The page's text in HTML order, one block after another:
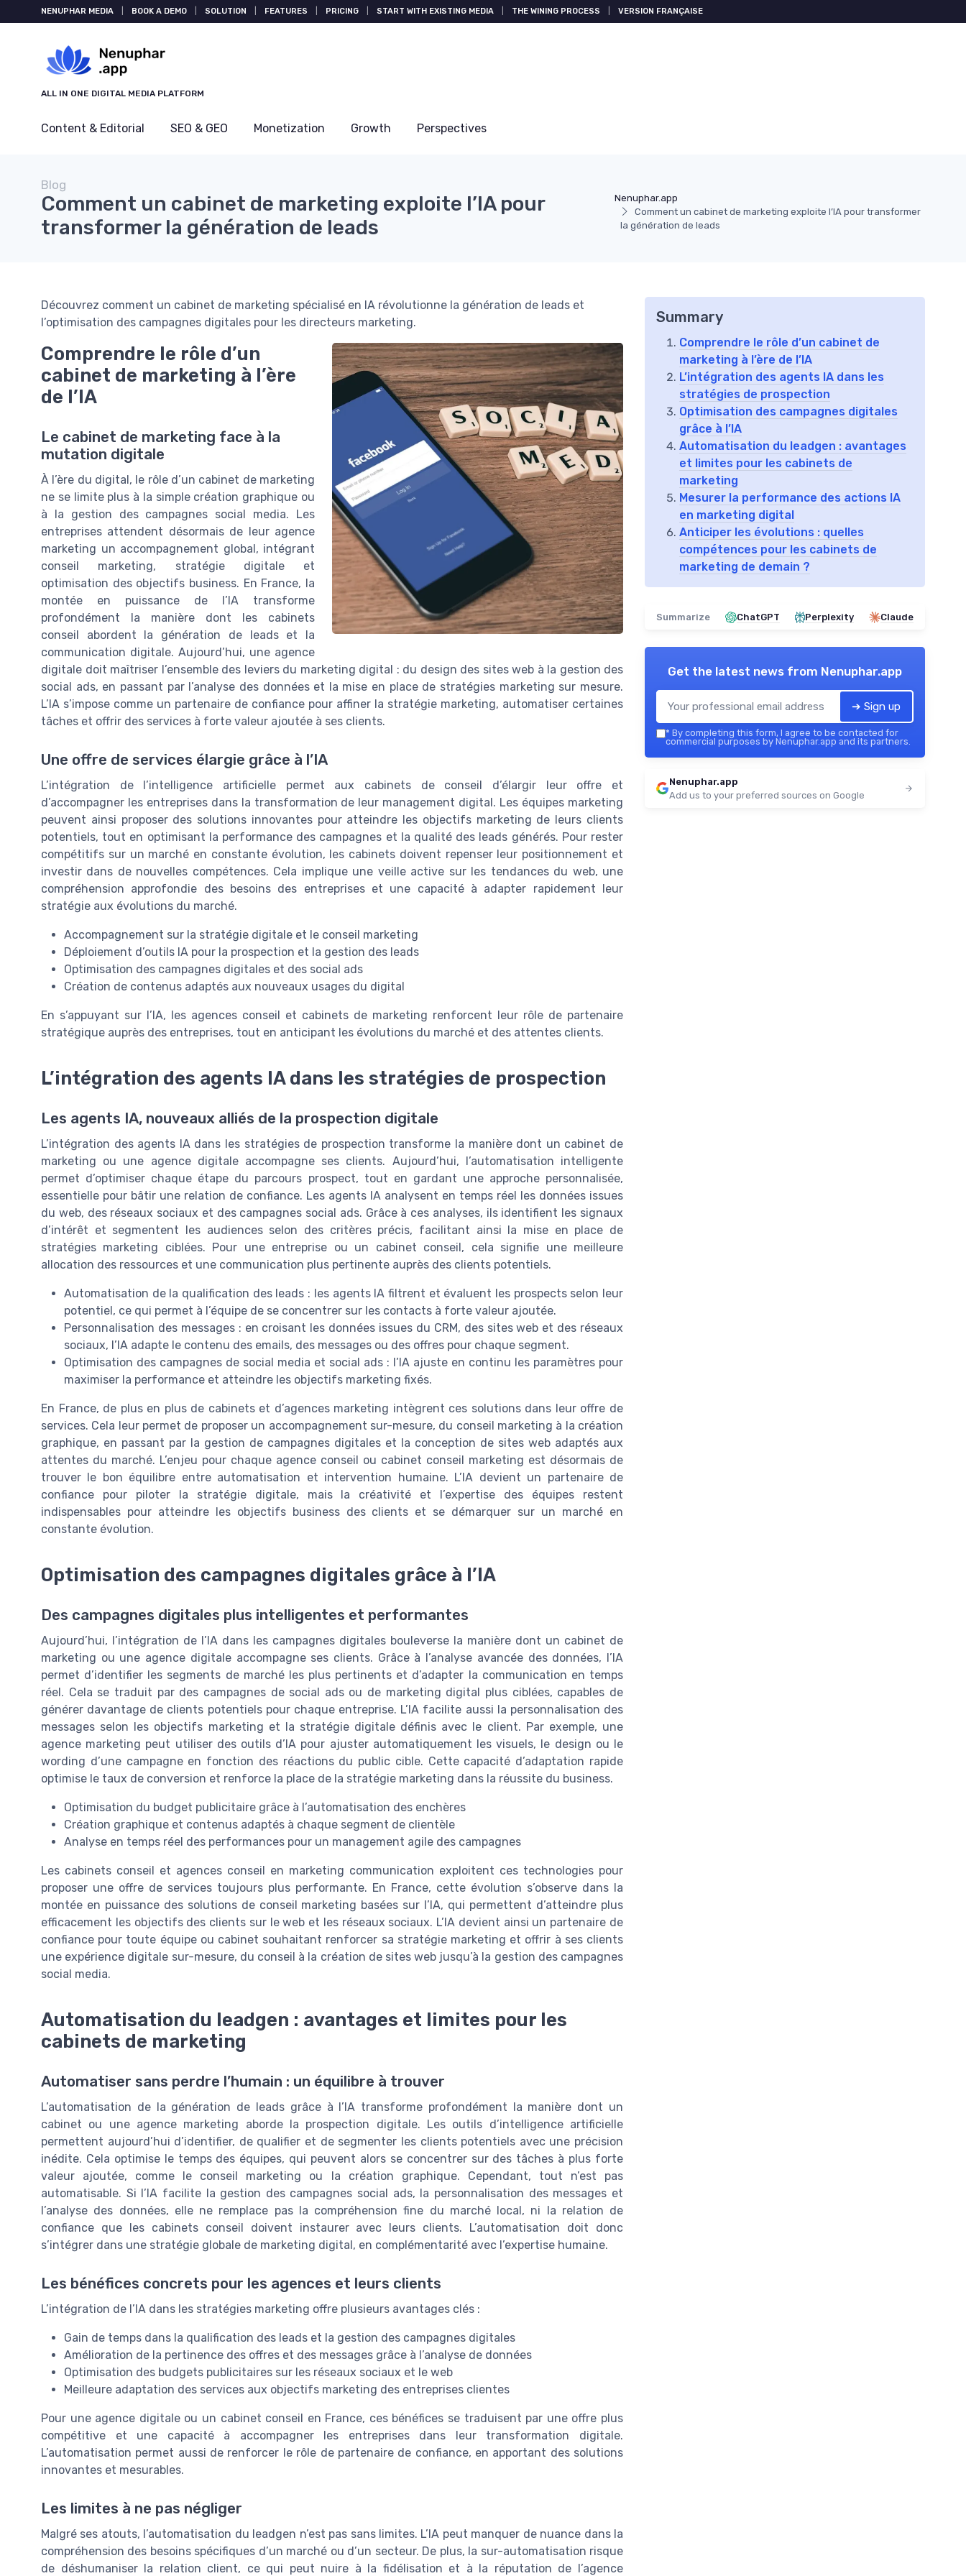
NENUPHAR MEDIA BOOK A DEMO SOLUTION FEATURES PRICING START WITH EXISTING MEDIA THE WINING PROCESS VERSION FRANÇAISE
ALL IN ONE DIGITAL MEDIA PLATFORM
Content & Editorial SEO & GEO Monetization Growth Perspectives
Nenuphar.app
Comment un cabinet de marketing exploite l’IA pour transformer
la génération de leads
Blog
Comment un cabinet de marketing exploite l’IA pour
transformer la génération de leads
Découvrez comment un cabinet de marketing spécialisé en IA révolutionne la génération de leads et
l’optimisation des campagnes digitales pour les directeurs marketing.
Comprendre le rôle d’un
cabinet de marketing à l’ère
de l’IA
Le cabinet de marketing face à la
mutation digitale
À l’ère du digital, le rôle d’un cabinet de marketing
ne se limite plus à la simple création graphique ou
à la gestion des campagnes social media. Les
entreprises attendent désormais de leur agence
marketing un accompagnement global, intégrant
conseil marketing, stratégie digitale et
optimisation des objectifs business. En France, la
montée en puissance de l’IA transforme
profondément la manière dont les cabinets
conseil abordent la génération de leads et la
communication digitale. Aujourd’hui, une agence
digitale doit maîtriser l’ensemble des leviers du marketing digital : du design des sites web à la gestion des
social ads, en passant par l’analyse des données et la mise en place de stratégies marketing sur mesure.
L’IA s’impose comme un partenaire de confiance pour affiner la stratégie marketing, automatiser certaines
tâches et offrir des services à forte valeur ajoutée à ses clients.
Une offre de services élargie grâce à l’IA
L’intégration de l’intelligence artificielle permet aux cabinets de conseil d’élargir leur offre et
d’accompagner les entreprises dans la transformation de leur management digital. Les équipes marketing
peuvent ainsi proposer des solutions innovantes pour atteindre les objectifs marketing de leurs clients
potentiels, tout en optimisant la performance des campagnes et la qualité des leads générés. Pour rester
compétitifs sur un marché en constante évolution, les cabinets doivent repenser leur positionnement et
investir dans de nouvelles compétences. Cela implique une veille active sur les tendances du web, une
compréhension approfondie des besoins des entreprises et une capacité à adapter rapidement leur
stratégie aux évolutions du marché.
Accompagnement sur la stratégie digitale et le conseil marketing
Déploiement d’outils IA pour la prospection et la gestion des leads
Optimisation des campagnes digitales et des social ads
Création de contenus adaptés aux nouveaux usages du digital
En s’appuyant sur l’IA, les agences conseil et cabinets de marketing renforcent leur rôle de partenaire
stratégique auprès des entreprises, tout en anticipant les évolutions du marché et des attentes clients.
L’intégration des agents IA dans les stratégies de prospection
Les agents IA, nouveaux alliés de la prospection digitale
L’intégration des agents IA dans les stratégies de prospection transforme la manière dont un cabinet de
marketing ou une agence digitale accompagne ses clients. Aujourd’hui, l’automatisation intelligente
permet d’optimiser chaque étape du parcours prospect, tout en gardant une approche personnalisée,
essentielle pour bâtir une relation de confiance. Les agents IA analysent en temps réel les données issues
du web, des réseaux sociaux et des campagnes social ads. Grâce à ces analyses, ils identifient les signaux
d’intérêt et segmentent les audiences selon des critères précis, facilitant ainsi la mise en place de
stratégies marketing ciblées. Pour une entreprise ou un cabinet conseil, cela signifie une meilleure
allocation des ressources et une communication plus pertinente auprès des clients potentiels.
Automatisation de la qualification des leads : les agents IA filtrent et évaluent les prospects selon leur
potentiel, ce qui permet à l’équipe de se concentrer sur les contacts à forte valeur ajoutée.
Personnalisation des messages : en croisant les données issues du CRM, des sites web et des réseaux
sociaux, l’IA adapte le contenu des emails, des messages ou des offres pour chaque segment.
Optimisation des campagnes de social media et social ads : l’IA ajuste en continu les paramètres pour
maximiser la performance et atteindre les objectifs marketing fixés.
En France, de plus en plus de cabinets et d’agences marketing intègrent ces solutions dans leur offre de
services. Cela leur permet de proposer un accompagnement sur-mesure, du conseil marketing à la création
graphique, en passant par la gestion de campagnes digitales et la conception de sites web adaptés aux
attentes du marché. L’enjeu pour chaque agence conseil ou cabinet conseil marketing est désormais de
trouver le bon équilibre entre automatisation et intervention humaine. L’IA devient un partenaire de
confiance pour piloter la stratégie digitale, mais la créativité et l’expertise des équipes restent
indispensables pour atteindre les objectifs business des clients et se démarquer sur un marché en
constante évolution.
Optimisation des campagnes digitales grâce à l’IA
Des campagnes digitales plus intelligentes et performantes
Aujourd’hui, l’intégration de l’IA dans les campagnes digitales bouleverse la manière dont un cabinet de
marketing ou une agence digitale accompagne ses clients. Grâce à l’analyse avancée des données, l’IA
permet d’identifier les segments de marché les plus pertinents et d’adapter la communication en temps
réel. Cela se traduit par des campagnes de social ads ou de marketing digital plus ciblées, capables de
générer davantage de clients potentiels pour chaque entreprise. L’IA facilite aussi la personnalisation des
messages selon les objectifs marketing et la stratégie digitale définis avec le client. Par exemple, une
agence marketing peut utiliser des outils d’IA pour ajuster automatiquement les visuels, le design ou le
wording d’une campagne en fonction des réactions du public cible. Cette capacité d’adaptation rapide
optimise le taux de conversion et renforce la place de la stratégie marketing dans la réussite du business.
Optimisation du budget publicitaire grâce à l’automatisation des enchères
Création graphique et contenus adaptés à chaque segment de clientèle
Analyse en temps réel des performances pour un management agile des campagnes
Les cabinets conseil et agences conseil en marketing communication exploitent ces technologies pour
proposer une offre de services toujours plus performante. En France, cette évolution s’observe dans la
montée en puissance des solutions de conseil marketing basées sur l’IA, qui permettent d’atteindre plus
efficacement les objectifs des clients sur le web et les réseaux sociaux. L’IA devient ainsi un partenaire de
confiance pour toute équipe ou cabinet souhaitant renforcer sa stratégie marketing et offrir à ses clients
une expérience digitale sur-mesure, du conseil à la création de sites web jusqu’à la gestion des campagnes
social media.
Automatisation du leadgen : avantages et limites pour les
cabinets de marketing
Automatiser sans perdre l’humain : un équilibre à trouver
L’automatisation de la génération de leads grâce à l’IA transforme profondément la manière dont un
cabinet ou une agence marketing aborde la prospection digitale. Les outils d’intelligence artificielle
permettent aujourd’hui d’identifier, de qualifier et de segmenter les clients potentiels avec une précision
inédite. Cela optimise le temps des équipes, qui peuvent alors se concentrer sur des tâches à plus forte
valeur ajoutée, comme le conseil marketing ou la création graphique. Cependant, tout n’est pas
automatisable. Si l’IA facilite la gestion des campagnes social ads, la personnalisation des messages et
l’analyse des données, elle ne remplace pas la compréhension fine du marché local, ni la relation de
confiance que les cabinets conseil doivent instaurer avec leurs clients. L’automatisation doit donc
s’intégrer dans une stratégie globale de marketing digital, en complémentarité avec l’expertise humaine.
Les bénéfices concrets pour les agences et leurs clients
L’intégration de l’IA dans les stratégies marketing offre plusieurs avantages clés :
Gain de temps dans la qualification des leads et la gestion des campagnes digitales
Amélioration de la pertinence des offres et des messages grâce à l’analyse de données
Optimisation des budgets publicitaires sur les réseaux sociaux et le web
Meilleure adaptation des services aux objectifs marketing des entreprises clientes
Pour une agence digitale ou un cabinet conseil en France, ces bénéfices se traduisent par une offre plus
compétitive et une capacité à accompagner les entreprises dans leur transformation digitale.
L’automatisation permet aussi de renforcer le rôle de partenaire de confiance, en apportant des solutions
innovantes et mesurables.
Les limites à ne pas négliger
Malgré ses atouts, l’automatisation du leadgen n’est pas sans limites. L’IA peut manquer de nuance dans la
compréhension des besoins spécifiques d’un marché ou d’un secteur. De plus, la sur-automatisation risque
de déshumaniser la relation client, ce qui peut nuire à la fidélisation et à la réputation de l’agence
Summary
Comprendre le rôle d’un cabinet de
marketing à l’ère de l’IA
L’intégration des agents IA dans les
stratégies de prospection
Optimisation des campagnes digitales
grâce à l’IA
Automatisation du leadgen : avantages
et limites pour les cabinets de
marketing
Mesurer la performance des actions IA
en marketing digital
Anticiper les évolutions : quelles
compétences pour les cabinets de
marketing de demain ?
Summarize ChatGPT Perplexity Claude
Get the latest news from Nenuphar.app
➔ Sign up
* By completing this form, I agree to be contacted for
commercial purposes by Nenuphar.app and its partners.
Nenuphar.app
Add us to your preferred sources on Google